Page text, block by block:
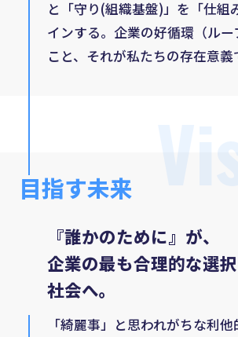
と「守り(組織基盤)」を「仕組
インする。企業の好循環（ル
こと、それが私たちの存在意義
目指す未来
『誰かのために』が、
企業の最も合理的な選
社会へ。
「綺麗事」と思われがちな利